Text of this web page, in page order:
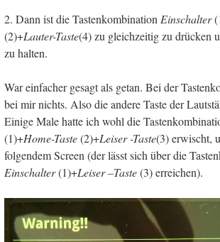
2. Dann ist die Tastenkombination Einschalter
(2)+Lauter-Taste(4) zu gleichzeitig zu drücken
zu halten.
War einfacher gesagt als getan. Bei der
bei mir nichts. Also die andere Taste der
Einige Male hatte ich wohl die
(1)+Home-Taste(2)+Leiser -Taste(3) erwischt,
folgendem Screen (der lässt sich über die
Einschalter(1)+Leiser –Taste(3) erreichen).